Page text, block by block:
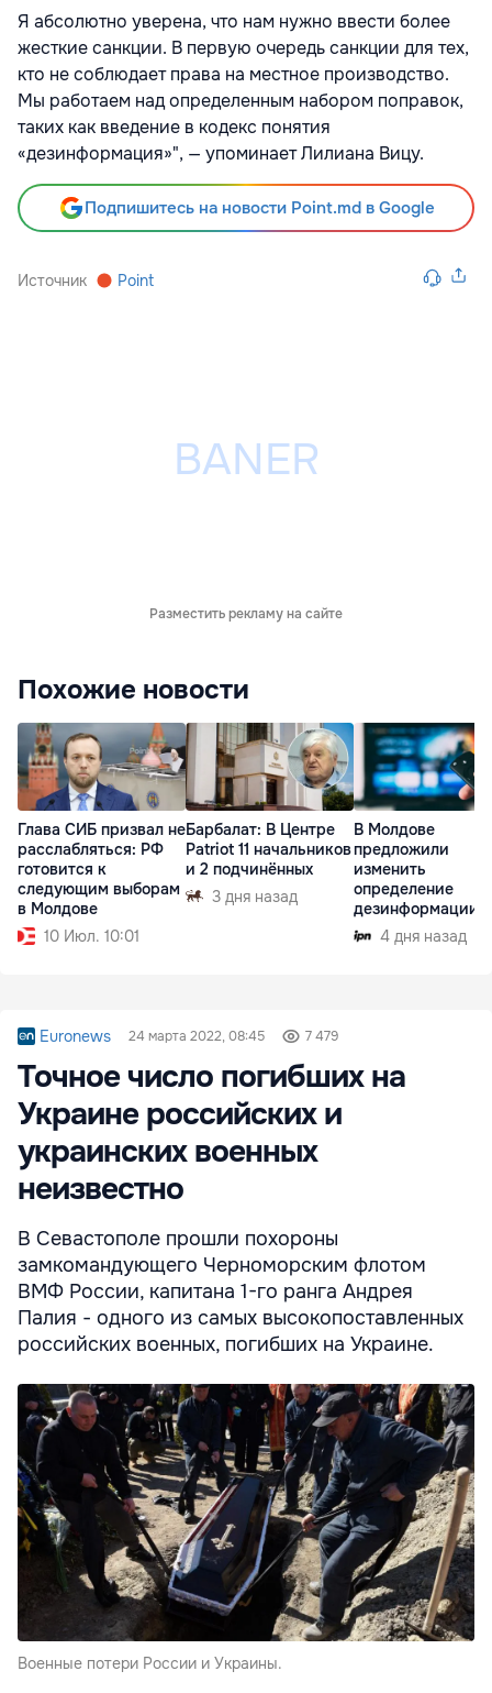
Я абсолютно уверена, что нам нужно ввести более
жесткие санкции. В первую очередь санкции для тех,
кто не соблюдает права на местное производство.
Мы работаем над определенным набором поправок,
таких как введение в кодекс понятия
«дезинформация»", — упоминает Лилиана Вицу.
Подпишитесь на новости Point.md в Google
Источник Point
Разместить рекламу на сайте
Похожие новости
Глава СИБ призвал не
расслабляться: РФ
готовится к
следующим выборам
в Молдове
10 Июл. 10:01
Барбалат: В Центре
Patriot 11 начальников
и 2 подчинённых
3 дня назад
В Молдове
предложили
изменить
определение
дезинформации
4 дня назад
Euronews 24 марта 2022, 08:45 7 479
Точное число погибших на
Украине российских и
украинских военных
неизвестно
В Севастополе прошли похороны
замкомандующего Черноморским флотом
ВМФ России, капитана 1-го ранга Андрея
Палия - одного из самых высокопоставленных
российских военных, погибших на Украине.
Военные потери России и Украины.